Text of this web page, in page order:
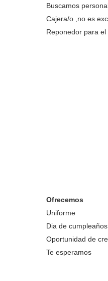
Buscamos
Cajera/o ,no es
Reponedor para el
Ofrecemos
Uniforme
Dia de
Oportunidad de
Te esperamos